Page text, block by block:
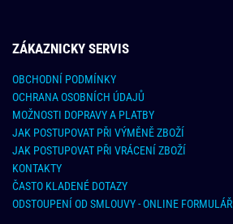
ZÁKAZNICKY SERVIS
OBCHODNÍ PODMÍNKY
OCHRANA OSOBNÍCH ÚDAJŮ
MOŽNOSTI DOPRAVY A PLATBY
JAK POSTUPOVAT PŘI VÝMĚNĚ ZBOŽÍ
JAK POSTUPOVAT PŘI VRÁCENÍ ZBOŽÍ
KONTAKTY
ČASTO KLADENÉ DOTAZY
ODSTOUPENÍ OD SMLOUVY - ONLINE FORMULÁŘ